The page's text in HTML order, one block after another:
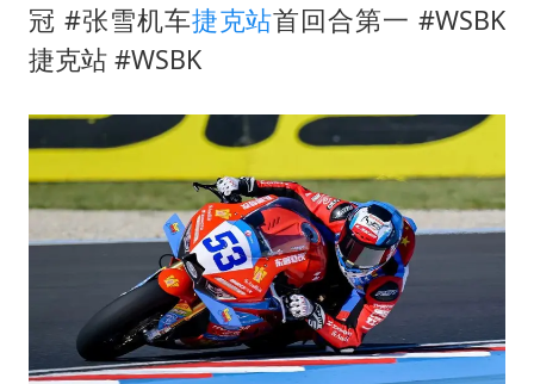
以军士兵把枪口对准中国记者
上海大部迎大暴雨
构建更高水平的全民健身公共服务体系
冠 #张雪机车捷克站首回合第一 #WSBK
捷克站 #WSBK